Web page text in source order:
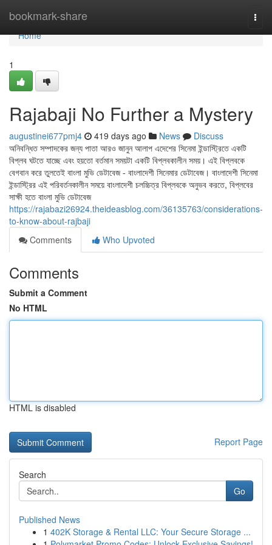
bookmark-share
Home
Home
1
Rajabaji No Further a Mystery
augustinei677pmj4 419 days ago News
Discuss
অনিবন্ধিত সম্পাদকের জন্য পাতা আরও জানুন আলাপ এদেশের সিনেমা ইন্ডাস্ট্রিতে একটি
বিপ্লব ঘটতে যাচ্ছে এবং হয়তো বর্তমান সময়টা একটি বিপ্লবকালীন সময়। এই বিপ্লবকে
বেগবান করে তুলতেই বাংলা মুভি ডেটাবেজ - বাংলাদেশী সিনেমার ডেটাবেজ। বাংলাদেশী সিনেমা
ইন্ডাস্ট্রির এই পরিবর্তনকালীন সময়ে বাংলাদেশী চলচ্চিত্র বিপ্লবকে অনুভব করতে, বিপ্লবের
সাক্ষী হতে বাংলা মুভি ডেটাবেজ
https://rajabazi26924.theideasblog.com/36135763/considerations-
to-know-about-rajbaji
Comments
Who Upvoted
Comments
Submit a Comment
No HTML
HTML is disabled
Report Page
Search
Go
Published News
1 402K Storage & Rental LLC: Your Secure Storage ...